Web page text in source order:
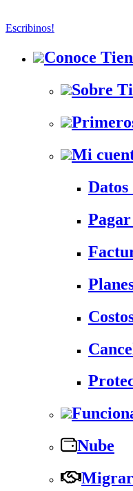
Escribinos!
Conoce
Sobre
Mi
Datos
Nube
Migrar